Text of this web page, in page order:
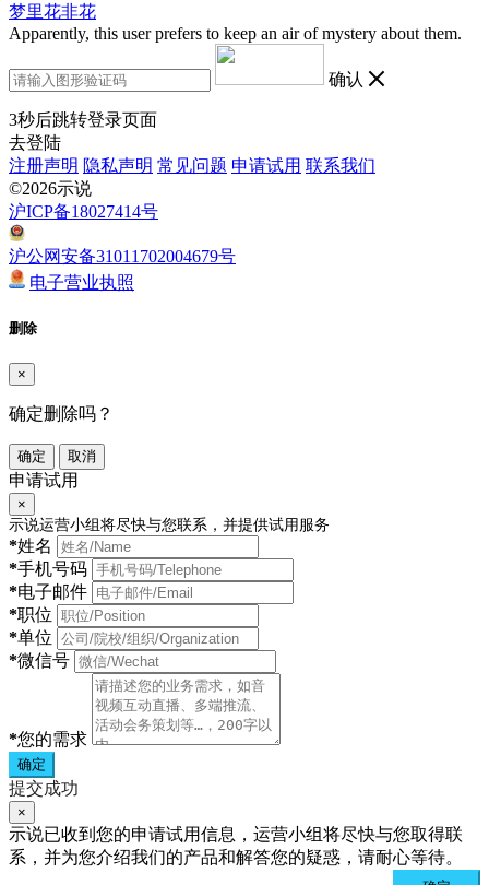
梦里花非花
Apparently, this user prefers to keep an air of mystery about them.
确认
3秒后跳转登录页面
去登陆
注册声明 隐私声明 常见问题 申请试用 联系我们
©2026示说
沪ICP备18027414号
沪公网安备31011702004679号
电子营业执照
删除
×
确定删除吗？
确定 取消
申请试用
×
示说运营小组将尽快与您联系，并提供试用服务
*姓名
*手机号码
*电子邮件
*职位
*单位
*微信号
*您的需求
确定
提交成功
×
示说已收到您的申请试用信息，运营小组将尽快与您取得联
系，并为您介绍我们的产品和解答您的疑惑，请耐心等待。